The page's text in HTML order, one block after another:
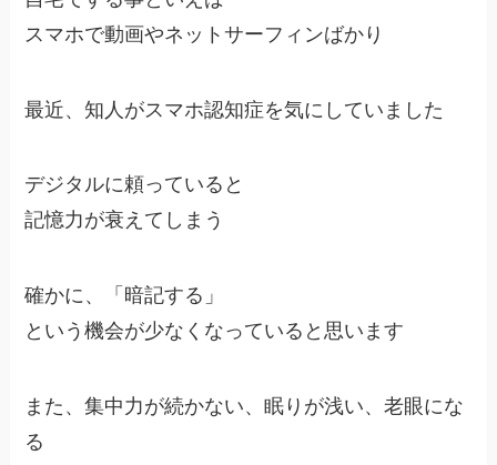
スマホで動画やネットサーフィンばかり
最近、知人がスマホ認知症を気にしていました
デジタルに頼っていると
記憶力が衰えてしまう
確かに、「暗記する」
という機会が少なくなっていると思います
また、集中力が続かない、眠りが浅い、老眼にな
る